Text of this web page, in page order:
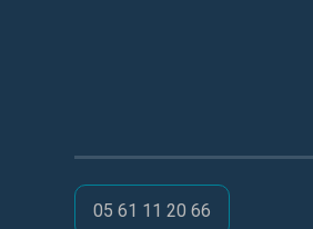
05 61 11 20 66